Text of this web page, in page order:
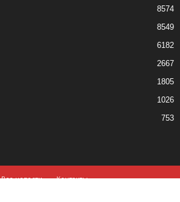
8574
8549
6182
2667
1805
1026
753
Все новости
Контакты